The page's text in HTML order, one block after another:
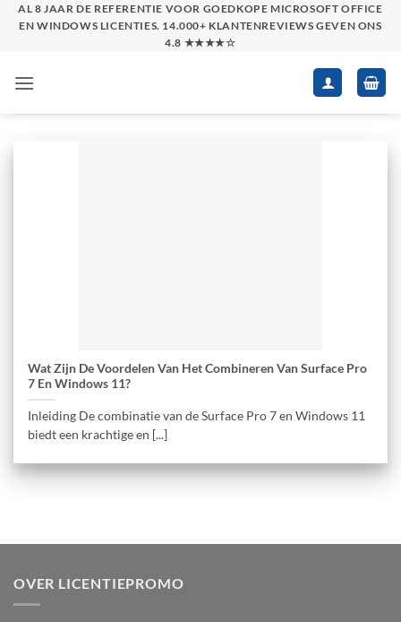
SkipAL 8 JAAR DE REFERENTIE VOOR GOEDKOPE MICROSOFT OFFICE
EN WINDOWS LICENTIES. 14.000+ KLANTENREVIEWS GEVEN ONS
4.8 ★★★★☆
Wat Zijn De Voordelen Van Het Combineren Van Surface Pro
7 En Windows 11?
Inleiding De combinatie van de Surface Pro 7 en Windows 11
biedt een krachtige en [...]
OVER LICENTIEPROMO